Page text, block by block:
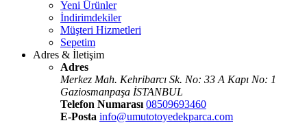
Yeni Ürünler
İndirimdekiler
Müşteri Hizmetleri
Sepetim
Adres & İletişim
Adres
Merkez Mah. Kehribarcı Sk. No: 33 A Kapı No: 1
Gaziosmanpaşa İSTANBUL
Telefon Numarası 08509693460
E-Posta info@umutotoyedekparca.com